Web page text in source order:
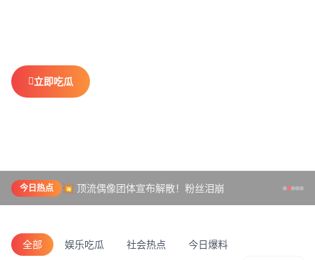
立即吃瓜
今日热点 💥 顶流偶像团体宣布解散！粉丝泪崩
全部 娱乐吃瓜 社会热点 今日爆料